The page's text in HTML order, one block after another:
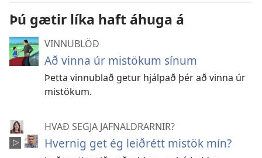
Þú gætir líka haft áhuga á
VINNUBLÖÐ
Að vinna úr mistökum sínum
Þetta vinnublað getur hjálpað þér að vinna úr
mistökum.
HVAÐ SEGJA JAFNALDRARNIR?
Hvernig get ég leiðrétt mistök mín?